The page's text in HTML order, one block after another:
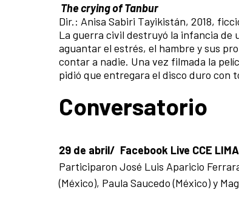
The crying of Tanbur
Dir.: Anisa Sabiri Tayikistán, 2018,
La guerra civil destruyó la infancia de
aguantar el estrés, el hambre y sus
contar a nadie. Una vez filmada la
pidió que entregara el disco duro con
Conversatorio
29 de abril/ Facebook Live CCE LIMA
Participaron José Luis Aparicio
(México), Paula Saucedo (México) y